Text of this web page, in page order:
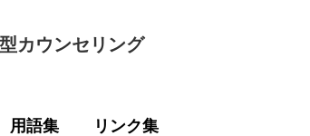
カウンセリング
用語集 リンク集